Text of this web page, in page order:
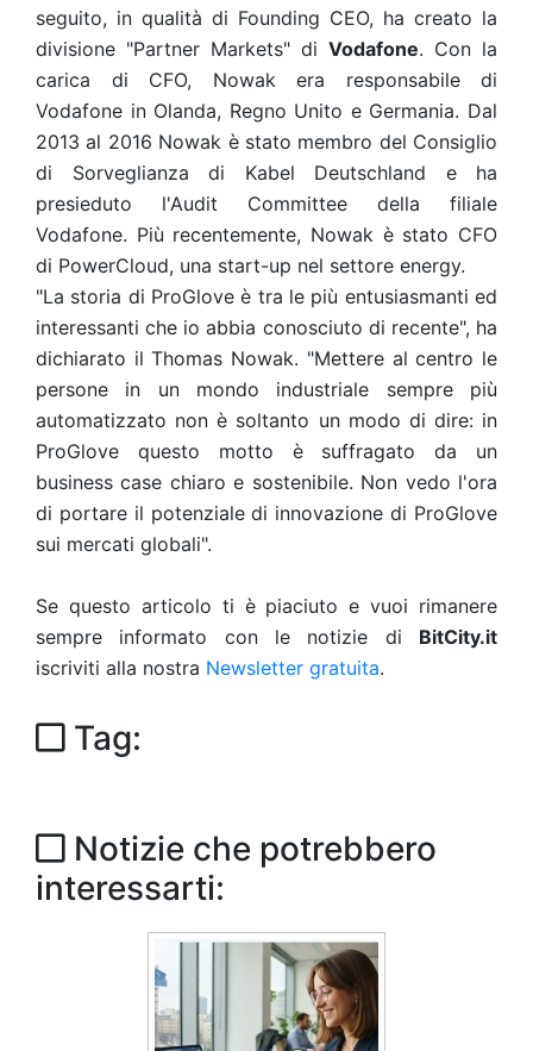
seguito, in qualità di Founding CEO, ha creato la
divisione "Partner Markets" di Vodafone. Con la
carica di CFO, Nowak era responsabile di
Vodafone in Olanda, Regno Unito e Germania. Dal
2013 al 2016 Nowak è stato membro del Consiglio
di Sorveglianza di Kabel Deutschland e ha
presieduto l'Audit Committee della filiale
Vodafone. Più recentemente, Nowak è stato CFO
di PowerCloud, una start-up nel settore energy.
"La storia di ProGlove è tra le più entusiasmanti ed
interessanti che io abbia conosciuto di recente", ha
dichiarato il Thomas Nowak. "Mettere al centro le
persone in un mondo industriale sempre più
automatizzato non è soltanto un modo di dire: in
ProGlove questo motto è suffragato da un
business case chiaro e sostenibile. Non vedo l'ora
di portare il potenziale di innovazione di ProGlove
sui mercati globali".
Se questo articolo ti è piaciuto e vuoi rimanere
sempre informato con le notizie di BitCity.it
iscriviti alla nostra Newsletter gratuita.
Tag:
Notizie che potrebbero
interessarti: